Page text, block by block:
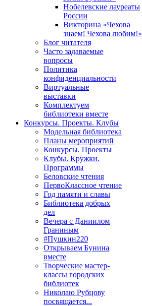
Нобелевские лауреаты
России
Викторина «Чехова
знаем! Чехова любим!»
Блог читателя
Часто задаваемые
вопросы
Политика
конфиденциальности
Виртуальные
выставки
Комплектуем
библиотеки вместе
Конкурсы. Проекты. Клубы
Модельная библиотека
Планы мероприятий
Конкурсы. Проекты
Клубы. Кружки.
Программы
Беловские чтения
ПервоКлассное чтение
Год памяти и славы
Библиотека добрых
дел
Вечера с Даниилом
Граниным
#Пушкин220
Открываем Бунина
вместе
Творческие мастер-
классы городских
библиотек
Николаю Рубцову
посвящается...